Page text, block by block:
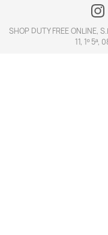
SHOP DUTY FREE
11, 1º